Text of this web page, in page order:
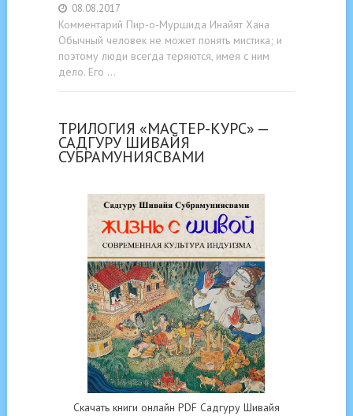
08.08.2017
Комментарий Пир-о-Муршида Инайят Хана
Обычный человек не может понять мистика; и
поэтому люди всегда теряются, имея с ним
дело. Его …
ТРИЛОГИЯ «МАСТЕР-КУРС» —
САДГУРУ ШИВАЙЯ
СУБРАМУНИЯСВАМИ
Скачать книги онлайн PDF Садгуру Шивайя